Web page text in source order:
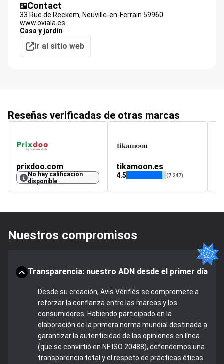
Contact
33 Rue de Reckem, Neuville-en-Ferrain 59960
www.oviala.es
Casa y jardín
Ir al sitio web
Reseñas verificadas de otras marcas
prixdoo.com
No hay calificación
disponible
tikamoon.es
4.5 (7 247)
Nuestros compromisos
Transparencia: nuestro ADN desde el primer día
Desde su creación, Avis Vérifiés se compromete a
reforzar la confianza entre las marcas y los
consumidores. Habiendo participado en la
elaboración de la primera norma mundial destinada a
garantizar la autenticidad de las opiniones en línea
(que se convirtió en NF ISO 20488), defendemos una
transparencia total y el respeto de prácticas éticas